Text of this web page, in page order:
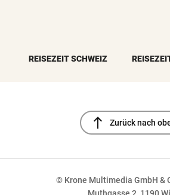
REISEZEIT SCHWEIZ
north Zurück nach
© Krone Multimedia GmbH &